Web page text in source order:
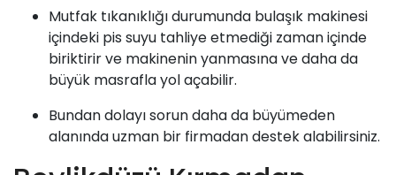
Mutfak tıkanıklığı durumunda bulaşık makinesi
içindeki pis suyu tahliye etmediği zaman içinde
biriktirir ve makinenin yanmasına ve daha da
büyük masrafla yol açabilir.
Bundan dolayı sorun daha da büyümeden
alanında uzman bir firmadan destek alabilirsiniz.